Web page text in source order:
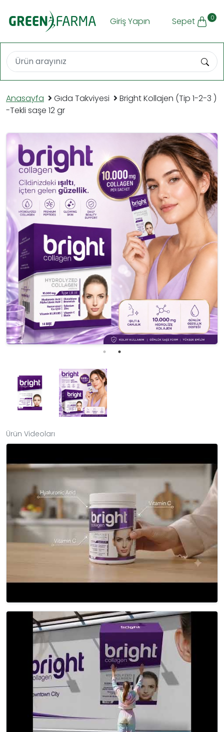
Giriş Yapın Sepet 0
Anasayfa Gıda Takviyesi
Bright Kollajen (Tip 1-2-3 )
-Tekli saşe 12 gr
Ürün Videoları